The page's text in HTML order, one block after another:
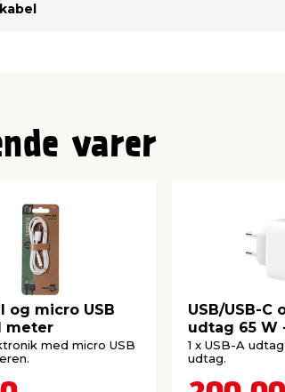
varer
og micro USB
meter
med micro USB
USB/USB-C
udtag 65 W
1 x USB-A
udtag.